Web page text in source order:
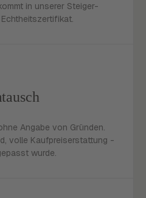
in unserer Steiger-
Angabe von Gründen.
volle Kaufpreiserstattung -
wurde.